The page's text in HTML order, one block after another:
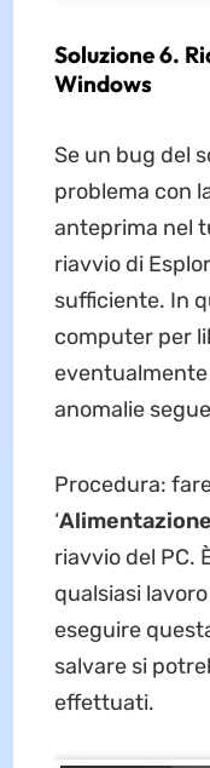
Soluzione 6.
Windows
Se un bug del
problema con
anteprima nel
riavvio di
sufficiente. In
computer per
anomalie
Procedura:
‘Alimentazione
riavvio del PC.
qualsiasi
eseguire
salvare si
effettuati.